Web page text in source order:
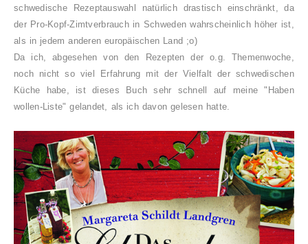
schwedische Rezeptauswahl natürlich drastisch einschränkt, da
der Pro-Kopf-Zimtverbrauch in Schweden wahrscheinlich höher ist,
als in jedem anderen europäischen Land ;o)
Da ich, abgesehen von den Rezepten der o.g. Themenwoche,
noch nicht so viel Erfahrung mit der Vielfalt der schwedischen
Küche habe, ist dieses Buch sehr schnell auf meine "Haben
wollen-Liste" gelandet, als ich davon gelesen hatte.